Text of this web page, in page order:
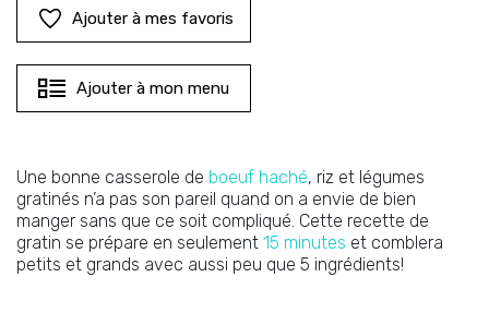
Ajouter à mes favoris
Ajouter à mon menu
Une bonne casserole de boeuf haché, riz et légumes
gratinés n’a pas son pareil quand on a envie de bien
manger sans que ce soit compliqué. Cette recette de
gratin se prépare en seulement 15 minutes et comblera
petits et grands avec aussi peu que 5 ingrédients!